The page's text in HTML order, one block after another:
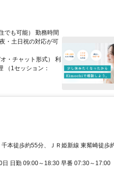
でも可能） 勤務時間
・土日祝の対応が可
・チャット形式） 利
（1セッション：
本徒歩約55分、ＪＲ姫新線 東觜崎徒歩
日 日勤 09:00～18:30 早番 07:30～17:00